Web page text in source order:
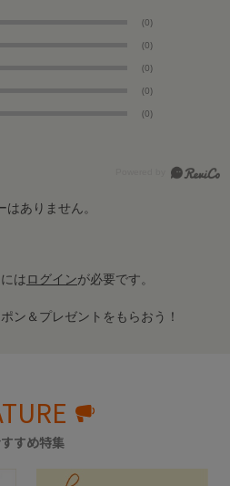
(0)
(0)
(0)
(0)
(0)
はありません。
はログインが必要です。
ン＆プレゼントをもらおう！
すめ特集